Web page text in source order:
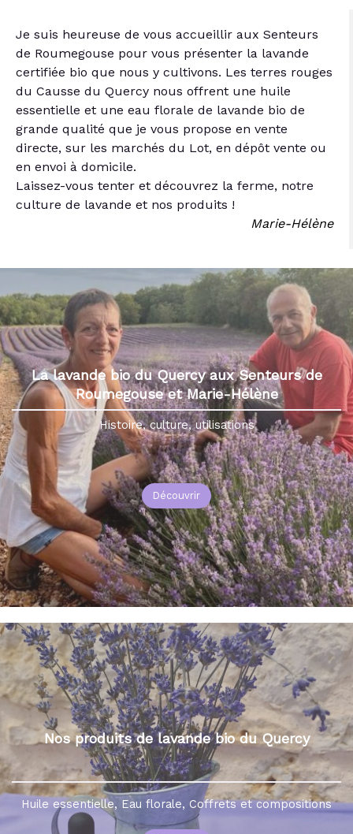
Je suis heureuse de vous accueillir aux Senteurs
de Roumegouse pour vous présenter la lavande
certifiée bio que nous y cultivons. Les terres rouges
du Causse du Quercy nous offrent une huile
essentielle et une eau florale de lavande bio de
grande qualité que je vous propose en vente
directe, sur les marchés du Lot, en dépôt vente ou
en envoi à domicile.
Laissez-vous tenter et découvrez la ferme, notre
culture de lavande et nos produits !
Marie-Hélène
La lavande bio du Quercy aux Senteurs de
Roumegouse et Marie-Hélène
Histoire, culture, utilisations
Découvrir
Nos produits de lavande bio du Quercy
Huile essentielle, Eau florale, Coffrets et compositions